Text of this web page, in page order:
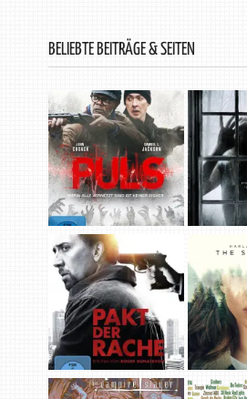
BELIEBTE BEITRÄGE & SEITEN